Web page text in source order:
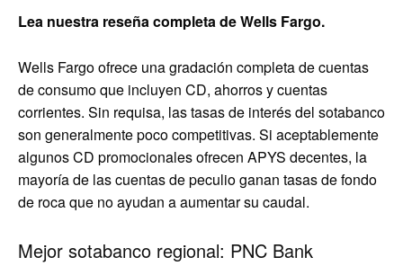
Lea nuestra reseña completa de Wells Fargo.
Wells Fargo ofrece una gradación completa de cuentas
de consumo que incluyen CD, ahorros y cuentas
corrientes. Sin requisa, las tasas de interés del sotabanco
son generalmente poco competitivas. Si aceptablemente
algunos CD promocionales ofrecen APYS decentes, la
mayoría de las cuentas de peculio ganan tasas de fondo
de roca que no ayudan a aumentar su caudal.
Mejor sotabanco regional: PNC Bank